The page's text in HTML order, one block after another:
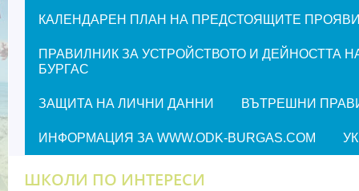
КАЛЕНДАРЕН ПЛАН НА ПРЕДСТОЯЩИТЕ ПРОЯВИ
ПРАВИЛНИК ЗА УСТРОЙСТВОТО И ДЕЙНОСТТА
БУРГАС
ЗАЩИТА НА ЛИЧНИ ДАННИ ВЪТРЕШНИ
ИНФОРМАЦИЯ ЗА WWW.ODK-BURGAS.COM
ШКОЛИ ПО ИНТЕРЕСИ